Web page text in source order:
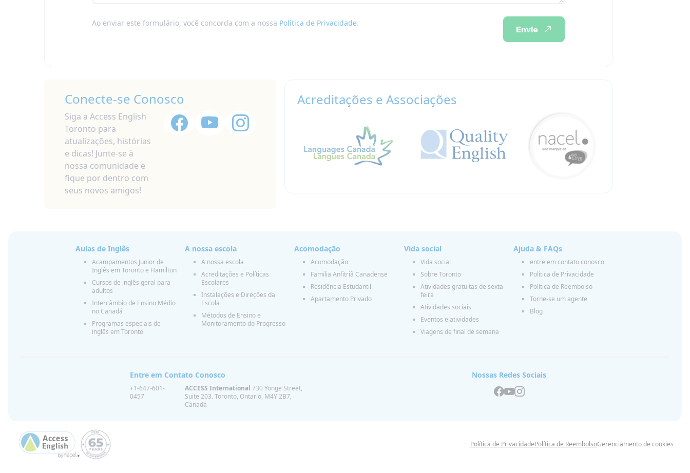
Ao enviar este formulário, você concorda com a nossa Política de Privacidade.
Envie
Conecte-se Conosco
Siga a Access English
Toronto para
atualizações, histórias
e dicas! Junte-se à
nossa comunidade e
fique por dentro com
seus novos amigos!
Acreditações e Associações
Aulas de Inglês
Acampamentos Junior de
Inglês em Toronto e Hamilton
Cursos de inglês geral para
adultos
Intercâmbio de Ensino Médio
no Canadá
Programas especiais de
inglês em Toronto
A nossa escola
A nossa escola
Acreditações e Políticas
Escolares
Instalações e Direções da
Escola
Métodos de Ensino e
Monitoramento do Progresso
Acomodação
Acomodação
Família Anfitriã Canadense
Residência Estudantil
Apartamento Privado
Vida social
Vida social
Sobre Toronto
Atividades gratuitas de sexta-
feira
Atividades sociais
Eventos e atividades
Viagens de final de semana
Ajuda & FAQs
entre em contato conosco
Política de Privacidade
Política de Reembolso
Torne-se um agente
Blog
Entre em Contato Conosco
+1-647-601-
0457
ACCESS International 730 Yonge Street,
Suite 203. Toronto, Ontario, M4Y 2B7,
Canadá
Nossas Redes Sociais
Política de PrivacidadePolítica de ReembolsoGerenciamento de cookies